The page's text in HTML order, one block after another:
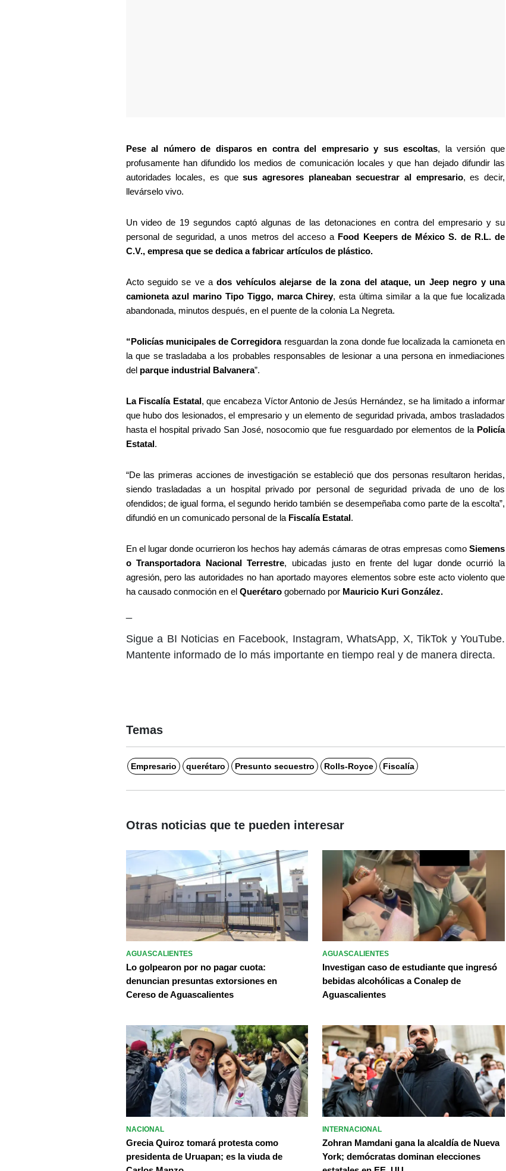
Pese al número de disparos en contra del empresario y sus escoltas, la versión que
profusamente han difundido los medios de comunicación locales y que han dejado difundir las
autoridades locales, es que sus agresores planeaban secuestrar al empresario, es decir,
llevárselo vivo.
Un video de 19 segundos captó algunas de las detonaciones en contra del empresario y su
personal de seguridad, a unos metros del acceso a Food Keepers de México S. de R.L. de
C.V., empresa que se dedica a fabricar artículos de plástico.
Acto seguido se ve a dos vehículos alejarse de la zona del ataque, un Jeep negro y una
camioneta azul marino Tipo Tiggo, marca Chirey, esta última similar a la que fue localizada
abandonada, minutos después, en el puente de la colonia La Negreta.
“Policías municipales de Corregidora resguardan la zona donde fue localizada la camioneta en
la que se trasladaba a los probables responsables de lesionar a una persona en inmediaciones
del parque industrial Balvanera”.
La Fiscalía Estatal, que encabeza Víctor Antonio de Jesús Hernández, se ha limitado a informar
que hubo dos lesionados, el empresario y un elemento de seguridad privada, ambos trasladados
hasta el hospital privado San José, nosocomio que fue resguardado por elementos de la Policía
Estatal.
“De las primeras acciones de investigación se estableció que dos personas resultaron heridas,
siendo trasladadas a un hospital privado por personal de seguridad privada de uno de los
ofendidos; de igual forma, el segundo herido también se desempeñaba como parte de la escolta”,
difundió en un comunicado personal de la Fiscalía Estatal.
En el lugar donde ocurrieron los hechos hay además cámaras de otras empresas como Siemens
o Transportadora Nacional Terrestre, ubicadas justo en frente del lugar donde ocurrió la
agresión, pero las autoridades no han aportado mayores elementos sobre este acto violento que
ha causado conmoción en el Querétaro gobernado por Mauricio Kuri González.
Sigue a BI Noticias en Facebook, Instagram, WhatsApp, X, TikTok y YouTube.
Mantente informado de lo más importante en tiempo real y de manera directa.
Temas
Empresario querétaro Presunto secuestro Rolls-Royce Fiscalía
Otras noticias que te pueden interesar
AGUASCALIENTES
Lo golpearon por no pagar cuota:
denuncian presuntas extorsiones en
Cereso de Aguascalientes
AGUASCALIENTES
Investigan caso de estudiante que ingresó
bebidas alcohólicas a Conalep de
Aguascalientes
NACIONAL
Grecia Quiroz tomará protesta como
presidenta de Uruapan; es la viuda de
INTERNACIONAL
Zohran Mamdani gana la alcaldía de Nueva
York; demócratas dominan elecciones